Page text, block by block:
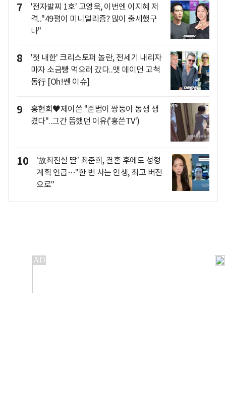
7
'전자발찌 1호' 고영욱, 이번엔 이지혜 저
격.."49평이 미니멀리즘? 많이 출세했구
나"
8
'첫 내한' 크리스토퍼 놀란, 전세기 내리자
마자 소금빵 먹으러 갔다..맷 데이먼 고척
돔行 [Oh!쎈 이슈]
9
홍현희♥제이쓴 "준범이 쌍둥이 동생 생
겼다"..그간 뜸했던 이유('홍쓴TV')
10
'故최진실 딸' 최준희, 결혼 후에도 성형
계획 언급…"한 번 사는 인생, 최고 버전
으로"